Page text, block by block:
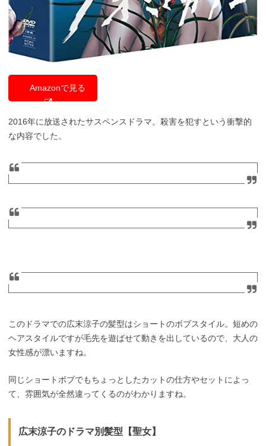
Amazonで見る
2016年に放送されたサスペンスドラマ。殺害を犯すという衝撃的
な内容でした。
このドラマでの広末涼子の髪型はショートのボブスタイル。短めの
ヘアスタイルですが毛先を遊ばせて動きを出しているので、大人の
女性感が漂いますね。
同じショートボブでもちょっとしたカットの仕方やセットによっ
て、雰囲気が全然違ってくるのがわかりますね。
広末涼子のドラマ別髪型【聖女】